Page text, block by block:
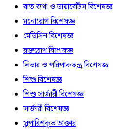
বাত ব্যথা ও ডায়াবেটিস বিশেষজ্ঞ
মনোরোগ বিশেষজ্ঞ
মেডিসিন বিশেষজ্ঞ
রক্তরোগ বিশেষজ্ঞ
লিভার ও পরিপাকতন্ত্র বিশেষজ্ঞ
শিশু বিশেষজ্ঞ
শিশু সার্জারী বিশেষজ্ঞ
সার্জারী বিশেষজ্ঞ
সুপারিশকৃত ডাক্তার